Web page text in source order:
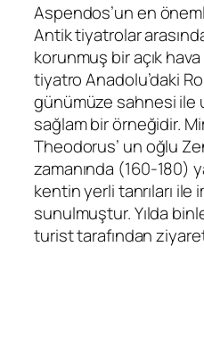
Aspendos’un en
Antik tiyatrolar
korunmuş bir açık
tiyatro Anadolu’daki
günümüze sahnesi ile
sağlam bir örneğidir.
Theodorus’ un oğlu
zamanında (160-180)
kentin yerli tanrıları
sunulmuştur. Yılda
turist tarafından